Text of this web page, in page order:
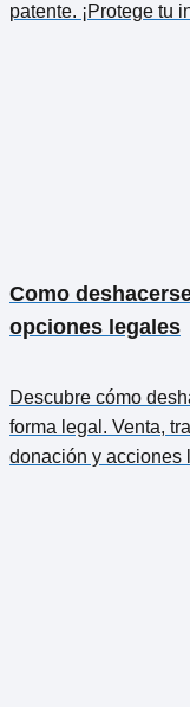
patente. ¡Protege tu
Como
opciones legales
Descubre cómo
forma legal. Venta,
donación y acciones